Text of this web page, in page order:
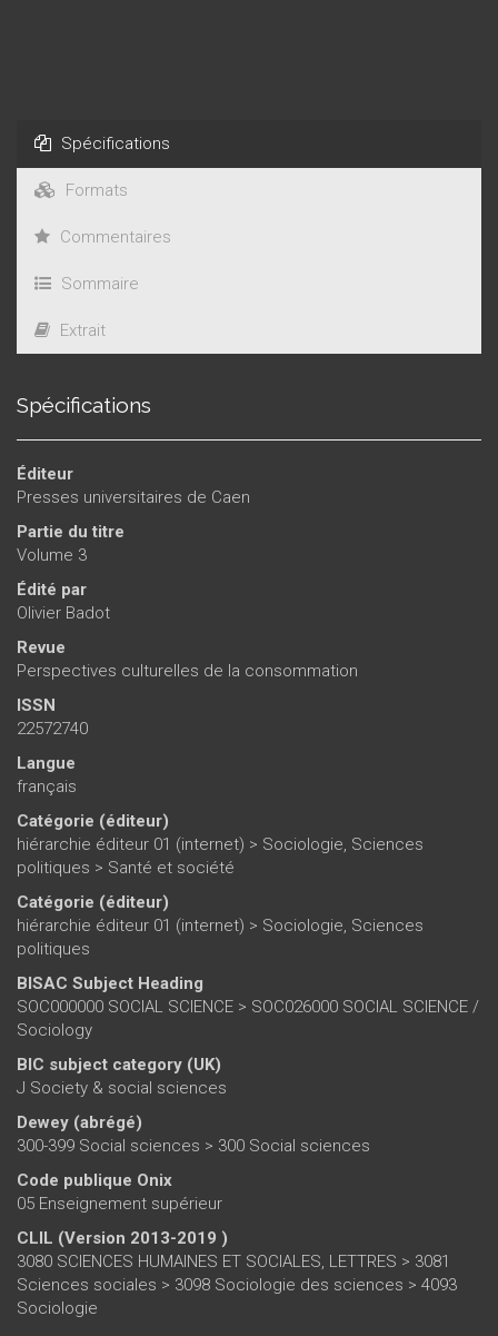
Spécifications
Formats
Commentaires
Sommaire
Extrait
Spécifications
Éditeur
Presses universitaires de Caen
Partie du titre
Volume 3
Édité par
Olivier Badot
Revue
Perspectives culturelles de la consommation
ISSN
22572740
Langue
français
Catégorie (éditeur)
hiérarchie éditeur 01 (internet) > Sociologie, Sciences
politiques > Santé et société
Catégorie (éditeur)
hiérarchie éditeur 01 (internet) > Sociologie, Sciences
politiques
BISAC Subject Heading
SOC000000 SOCIAL SCIENCE > SOC026000 SOCIAL SCIENCE /
Sociology
BIC subject category (UK)
J Society & social sciences
Dewey (abrégé)
300-399 Social sciences > 300 Social sciences
Code publique Onix
05 Enseignement supérieur
CLIL (Version 2013-2019 )
3080 SCIENCES HUMAINES ET SOCIALES, LETTRES > 3081
Sciences sociales > 3098 Sociologie des sciences > 4093
Sociologie